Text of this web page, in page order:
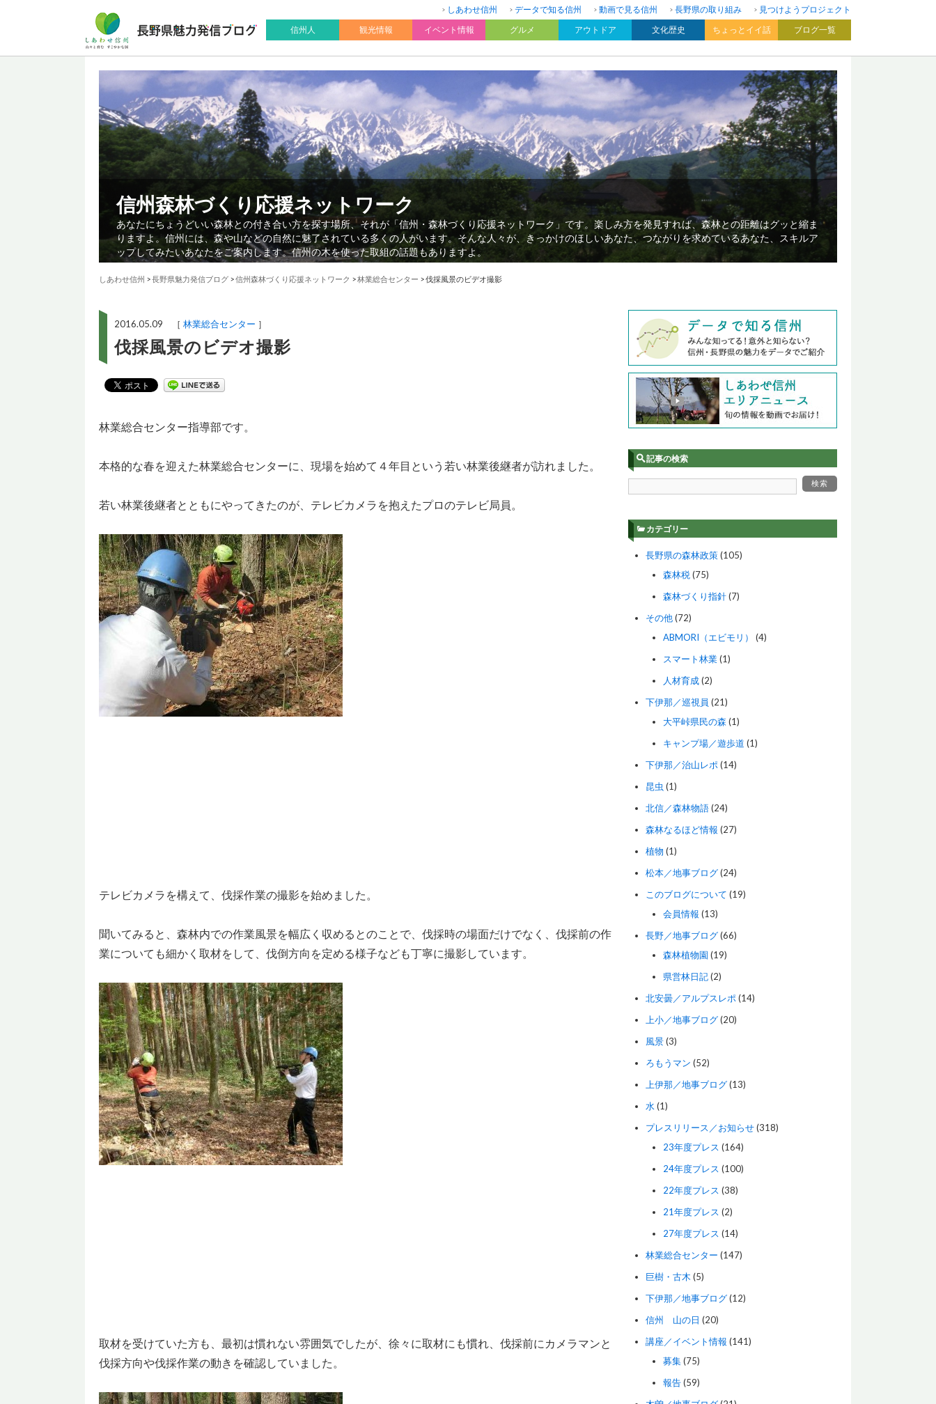
しあわせ信州 データで知る信州 動画で見る信州 長野県の取り組み
見つけようプロジェクト
信州人
観光情報 イベント情報 グルメ アウトドア 文化歴史 ちょっとイイ話 ブログ一覧
信州森林づくり応援ネットワーク
あなたにちょうどいい森林との付き合い方を探す場所、それが「信州・森林づくり応援ネットワーク」です。楽しみ方を発見すれば、森林との距離はグッと縮ま
りますよ。信州には、森や山などの自然に魅了されている多くの人がいます。そんな人々が、きっかけのほしいあなた、つながりを求めているあなた、スキルア
ップしてみたいあなたをご案内します。信州の木を使った取組の話題もありますよ。
しあわせ信州 >長野県魅力発信ブログ >信州森林づくり応援ネットワーク >林業総合センター >伐採風景のビデオ撮影
2016.05.09 ［ 林業総合センター ］
伐採風景のビデオ撮影
林業総合センター指導部です。
本格的な春を迎えた林業総合センターに、現場を始めて４年目という若い林業後継者が訪れました。
若い林業後継者とともにやってきたのが、テレビカメラを抱えたプロのテレビ局員。
テレビカメラを構えて、伐採作業の撮影を始めました。
聞いてみると、森林内での作業風景を幅広く収めるとのことで、伐採時の場面だけでなく、伐採前の作
業についても細かく取材をして、伐倒方向を定める様子なども丁寧に撮影しています。
取材を受けていた方も、最初は慣れない雰囲気でしたが、徐々に取材にも慣れ、伐採前にカメラマンと
伐採方向や伐採作業の動きを確認していました。
記事の検索
カテゴリー
長野県の森林政策(105)
森林税 (75)
森林づくり指針(7)
その他(72)
ABMORI（エビモリ）
(4)
スマート林業(1)
人材育成(2)
下伊那／巡視員 (21)
大平峠県民の森 (1)
キャンプ場／遊歩道 (1)
下伊那／治山レポ (14)
昆虫 (1)
北信／森林物語(24)
森林なるほど情報 (27)
植物 (1)
松本／地事ブログ(24)
このブログについて (19)
会員情報 (13)
長野／地事ブログ(66)
森林植物園 (19)
県営林日記(2)
北安曇／アルプスレポ (14)
上小／地事ブログ(20)
風景(3)
ろもうマン (52)
上伊那／地事ブログ(13)
水 (1)
プレスリリース／お知らせ(318)
23年度プレス (164)
24年度プレス (100)
22年度プレス (38)
21年度プレス (2)
27年度プレス (14)
林業総合センター (147)
巨樹・古木 (5)
下伊那／地事ブログ(12)
信州 山の日 (20)
講座／イベント情報 (141)
募集(75)
報告(59)